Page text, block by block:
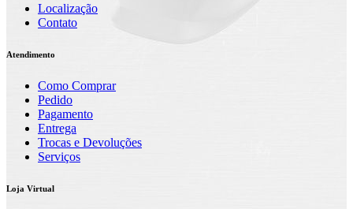
Localização
Contato
Atendimento
Como Comprar
Pedido
Pagamento
Entrega
Trocas e Devoluções
Serviços
Loja Virtual